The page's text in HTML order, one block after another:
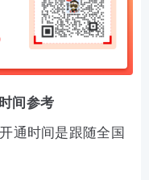
间参考
通时间是跟随全国